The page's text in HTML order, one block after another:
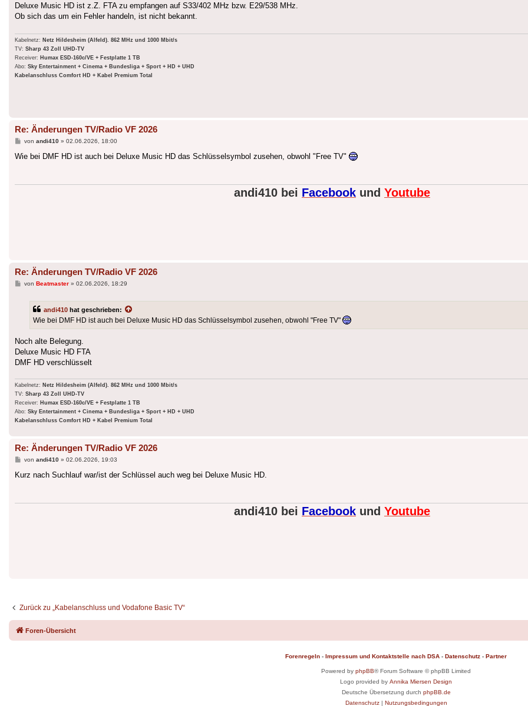
Deluxe Music HD ist z.Z. FTA zu empfangen auf S33/402 MHz bzw. E29/538 MHz.
Ob sich das um ein Fehler handeln, ist nicht bekannt.
Kabelnetz: Netz Hildesheim (Alfeld). 862 MHz und 1000 Mbit/s
TV: Sharp 43 Zoll UHD-TV
Receiver: Humax ESD-160c/VE + Festplatte 1 TB
Abo: Sky Entertainment + Cinema + Bundesliga + Sport + HD + UHD
Kabelanschluss Comfort HD + Kabel Premium Total
Re: Änderungen TV/Radio VF 2026
Beitrag
von andi410» 02.06.2026, 18:00
Wie bei DMF HD ist auch bei Deluxe Music HD das Schlüsselsymbol zusehen, obwohl "Free TV"
andi410 bei Facebook und Youtube
Re: Änderungen TV/Radio VF 2026
Beitrag
von Beatmaster» 02.06.2026, 18:29
andi410 hat geschrieben:
Wie bei DMF HD ist auch bei Deluxe Music HD das Schlüsselsymbol zusehen, obwohl "Free TV"
Noch alte Belegung.
Deluxe Music HD FTA
DMF HD verschlüsselt
Kabelnetz: Netz Hildesheim (Alfeld). 862 MHz und 1000 Mbit/s
TV: Sharp 43 Zoll UHD-TV
Receiver: Humax ESD-160c/VE + Festplatte 1 TB
Abo: Sky Entertainment + Cinema + Bundesliga + Sport + HD + UHD
Kabelanschluss Comfort HD + Kabel Premium Total
Re: Änderungen TV/Radio VF 2026
Beitrag
von andi410» 02.06.2026, 19:03
Kurz nach Suchlauf war/ist der Schlüssel auch weg bei Deluxe Music HD.
andi410 bei Facebook und Youtube
Zurück zu „Kabelanschluss und Vodafone Basic TV“
Foren-Übersicht
Forenregeln - Impressum und Kontaktstelle nach DSA - Datenschutz - Partner
Powered by phpBB® Forum Software © phpBB Limited
Logo provided by Annika Miersen Design
Deutsche Übersetzung durch phpBB.de
Datenschutz| Nutzungsbedingungen